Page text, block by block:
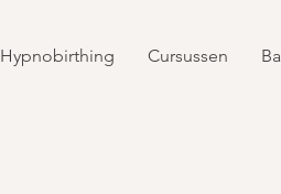
Hypnobirthing Cursussen